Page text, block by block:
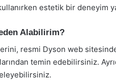
estetik bir deneyim
Alabilirim?
resmi Dyson web
temin edebilirsiniz.